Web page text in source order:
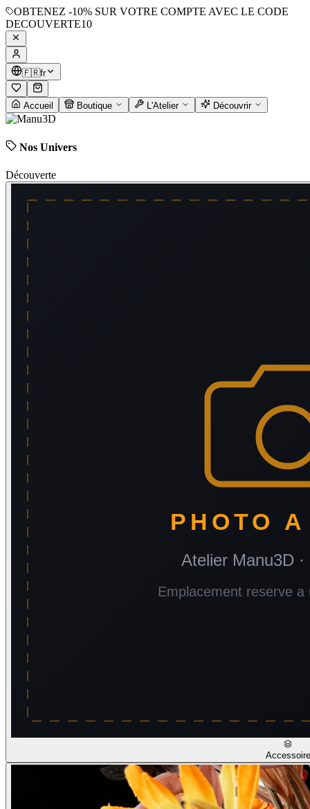
OBTENEZ -10% SUR VOTRE COMPTE AVEC LE CODE
DECOUVERTE10
🇫🇷fr
Accueil Boutique L'Atelier Découvrir
Nos Univers
Découverte
Accessoire